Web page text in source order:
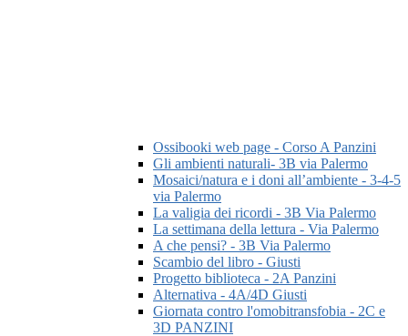
Ossibooki web page - Corso A Panzini
Gli ambienti naturali- 3B via Palermo
Mosaici/natura e i doni all’ambiente - 3-4-5
via Palermo
La valigia dei ricordi - 3B Via Palermo
La settimana della lettura - Via Palermo
A che pensi? - 3B Via Palermo
Scambio del libro - Giusti
Progetto biblioteca - 2A Panzini
Alternativa - 4A/4D Giusti
Giornata contro l'omobitransfobia - 2C e
3D PANZINI